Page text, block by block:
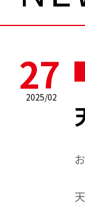
27
2025/02